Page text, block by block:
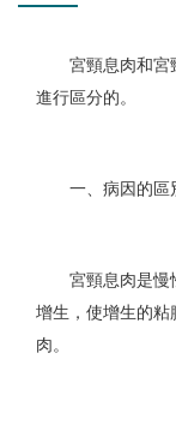
宮頸息肉和宮
進行區分的。
一、病因的區
宮頸息肉是慢
增生，使增生的粘
肉。